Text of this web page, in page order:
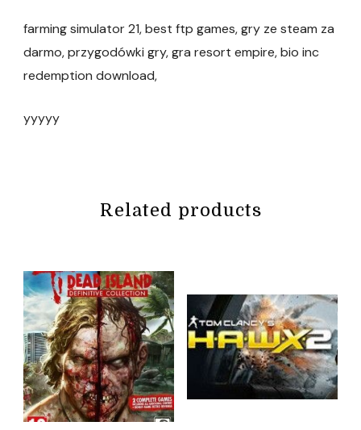
farming simulator 21, best ftp games, gry ze steam za
darmo, przygodówki gry, gra resort empire, bio inc
redemption download,
yyyyy
Related products